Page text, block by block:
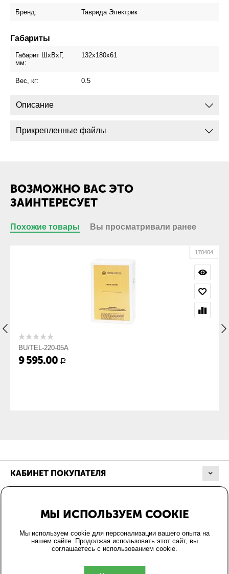
Бренд: Таврида Электрик
Габариты
Габарит ШхВхГ,
мм:
132х180х61
Вес, кг: 0.5
Описание
Прикрепленные файлы
ВОЗМОЖНО ВАС ЭТО
ЗАИНТЕРЕСУЕТ
Похожие товары Вы просматривали ранее
170404
BU/TEL-220-05A
9 595.00 Р
КАБИНЕТ ПОКУПАТЕЛЯ
КОНТАКТЫ
МЫ ИСПОЛЬЗУЕМ COOKIE
Мы используем cookie для персонализации вашего опыта на
нашем сайте. Продолжая использовать этот сайт, вы
соглашаетесь с использованием cookie.